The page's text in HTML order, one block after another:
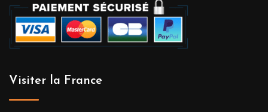
Visiter la France